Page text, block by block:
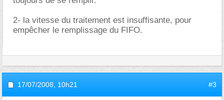
2- la vitesse du traitement est insuffisante, pour
empêcher le remplissage du FIFO.
17/07/2008, 10h21 #3